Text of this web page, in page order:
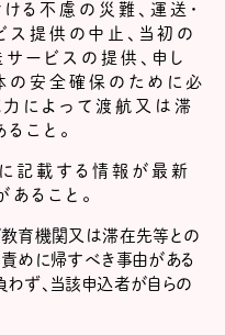
る不慮の災難、運送・
提供の中止、当初の
ービスの提供、申し
の安全確保のために必
によって渡航又は滞
こと。
に記載する情報が最新
ること。
教育機関又は滞在先等との
めに帰すべき事由がある
ず、当該申込者が自らの